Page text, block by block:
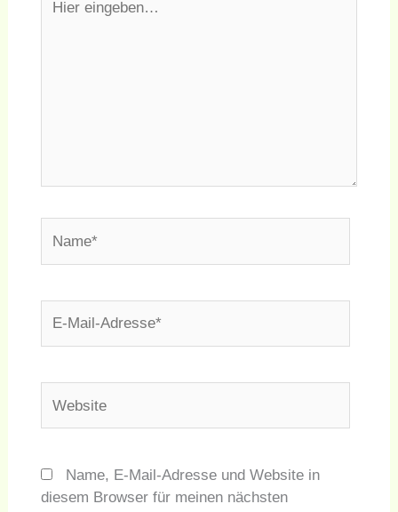
eingeben…
Mail-
Name, E-Mail-Adresse und Website in
diesem Browser für meinen nächsten